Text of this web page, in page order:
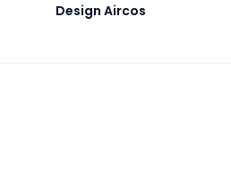
Design Aircos